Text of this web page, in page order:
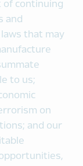
of continuing
and
that may
to us;
on
and our